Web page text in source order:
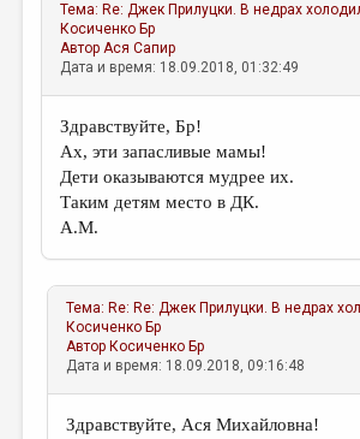
Тема: Re: Джек Прилуцки. В недрах
Косиченко Бр
АвторАся Сапир
Дата и время: 18.09.2018, 01:32:49
Здравствуйте, Бр!
Ах, эти запасливые мамы!
Дети оказываются мудрее их.
Таким детям место в ДК.
А.М.
Тема: Re: Re: Джек Прилуцки. В недрах
Косиченко Бр
Автор Косиченко Бр
Дата и время: 18.09.2018, 09:16:48
Здравствуйте, Ася Михайловна!